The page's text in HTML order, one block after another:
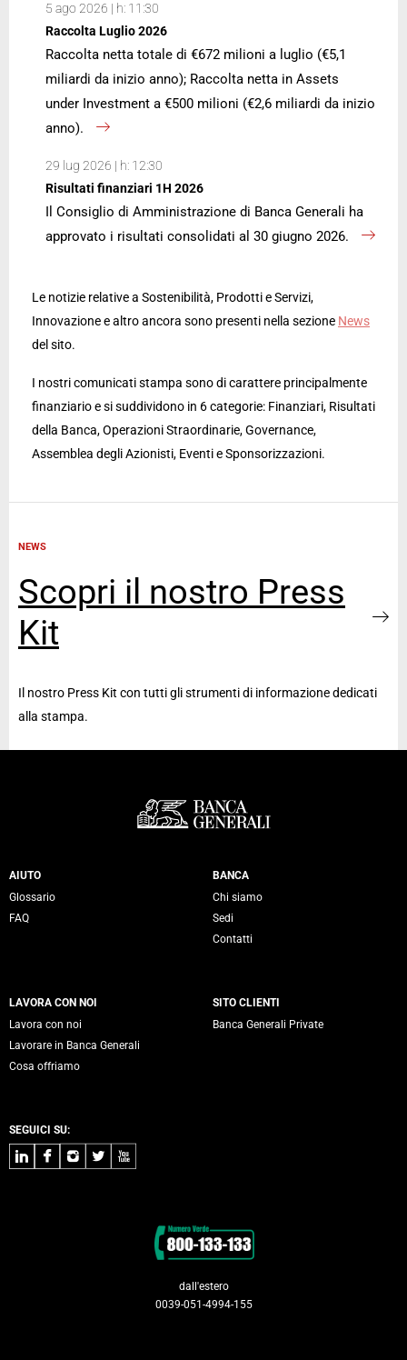
5 ago 2026 | h: 11:30
Raccolta Luglio 2026
Raccolta netta totale di €672 milioni a luglio (€5,1
miliardi da inizio anno); Raccolta netta in Assets
under Investment a €500 milioni (€2,6 miliardi da inizio
anno).
29 lug 2026 | h: 12:30
Risultati finanziari 1H 2026
Il Consiglio di Amministrazione di Banca Generali ha
approvato i risultati consolidati al 30 giugno 2026.
Le notizie relative a Sostenibilità, Prodotti e Servizi,
Innovazione e altro ancora sono presenti nella sezione News
del sito.
I nostri comunicati stampa sono di carattere principalmente
finanziario e si suddividono in 6 categorie: Finanziari, Risultati
della Banca, Operazioni Straordinarie, Governance,
Assemblea degli Azionisti, Eventi e Sponsorizzazioni.
NEWS
Scopri il nostro Press
Kit
Il nostro Press Kit con tutti gli strumenti di informazione dedicati
alla stampa.
Servizi Banca Generali
AIUTO
Glossario
FAQ
BANCA
Chi siamo
Sedi
Contatti
LAVORA CON NOI
Lavora con noi
Lavorare in Banca Generali
Cosa offriamo
SITO CLIENTI
Banca Generali Private
SEGUICI SU:
LinkedInFacebook
Instagram
TwitterYoutube
dall'estero
0039-051-4994-155